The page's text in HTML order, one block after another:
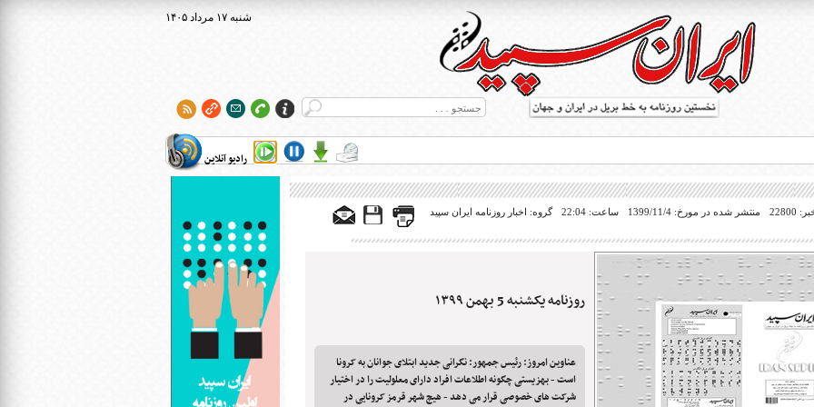
۱۴۰۵ شنبه ۱۷ مرداد
رادیو آنلاین
بریل در جهان
منتشر شده در مورخ: 1399/11/4 ساعت: 22:04 گروه: اخبار روزنامه ایران سپید
روزنامه یکشنبه 5 بهمن ۱۳۹۹
عناوین امروز: رئیس جمهور: نگرانی جدید ابتلای جوانان به کرونا
است - بهزیستی چگونه اطلاعات افراد دارای معلولیت را در اختیار
شرکت های خصوصی قرار می دهد - هیچ شهر قرمز کرونایی در